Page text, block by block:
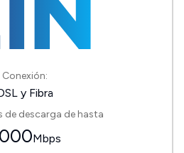
Conexión:
y Fibra
de descarga de hasta
Mbps